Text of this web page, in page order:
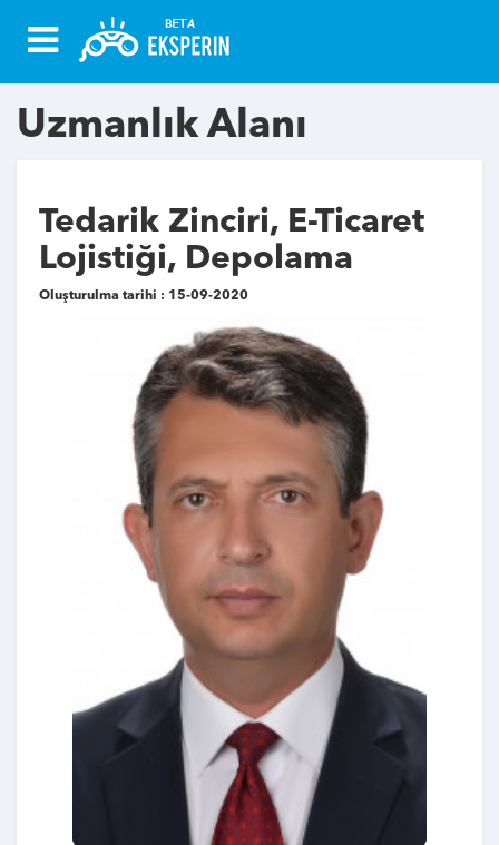
Uzmanlık Alanı
Tedarik Zinciri, E-Ticaret
Lojistiği, Depolama
Oluşturulma tarihi : 15-09-2020